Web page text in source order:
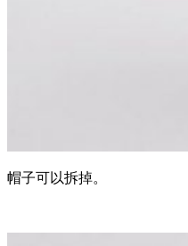
帽子可以拆掉。